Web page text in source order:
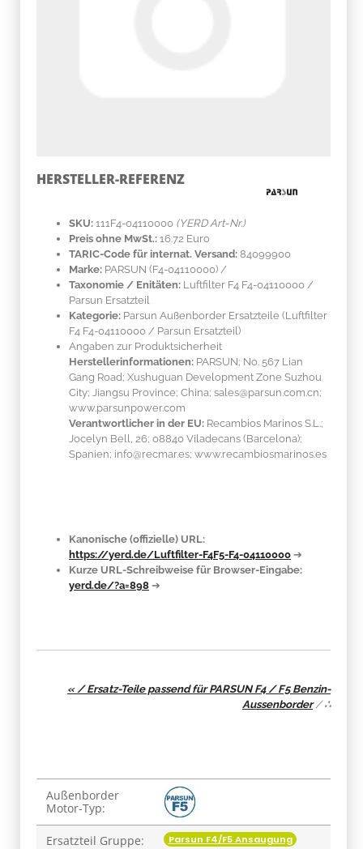
HERSTELLER-REFERENZ
SKU: 111F4-04110000 (YERD Art-Nr.)
Preis ohne MwSt.: 16.72 Euro
TARIC-Code für internat. Versand: 84099900
Marke: PARSUN (F4-04110000) /
Taxonomie / Enitäten: Luftfilter F4 F4-04110000 /
Parsun Ersatzteil
Kategorie: Parsun Außenborder Ersatzteile (Luftfilter
F4 F4-04110000 / Parsun Ersatzteil)
Angaben zur Produktsicherheit
Herstellerinformationen: PARSUN; No. 567 Lian
Gang Road; Xushuguan Development Zone Suzhou
City; Jiangsu Province; China; sales@parsun.com.cn;
www.parsunpower.com
Verantwortlicher in der EU: Recambios Marinos S.L.;
Jocelyn Bell, 26; 08840 Viladecans (Barcelona);
Spanien; info@recmar.es; www.recambiosmarinos.es
Kanonische (offizielle) URL:
https://yerd.de/Luftfilter-F4F5-F4-04110000 ➔
Kurze URL-Schreibweise für Browser-Eingabe:
yerd.de/?a=898 ➔
« / Ersatz-Teile passend für PARSUN F4 / F5 Benzin-
Aussenborder/∴
Produkteigenschaft
Wert
Außenborder
Motor-Typ:
Ersatzteil Gruppe: Parsun F4/F5 Ansaugung